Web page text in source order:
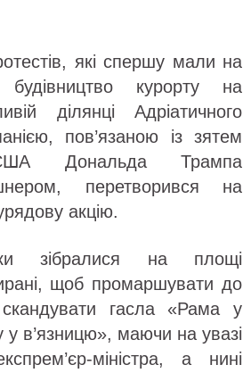
які спершу мали на
будівництво курорту на
ділянці Адріатичного
пов’язаною із зятем
Дональда Трампа
перетворився на
акцію.
зібралися на площі
щоб промаршувати до
гасла «Рама у
у в’язницю», маючи на увазі
міністра, а нині